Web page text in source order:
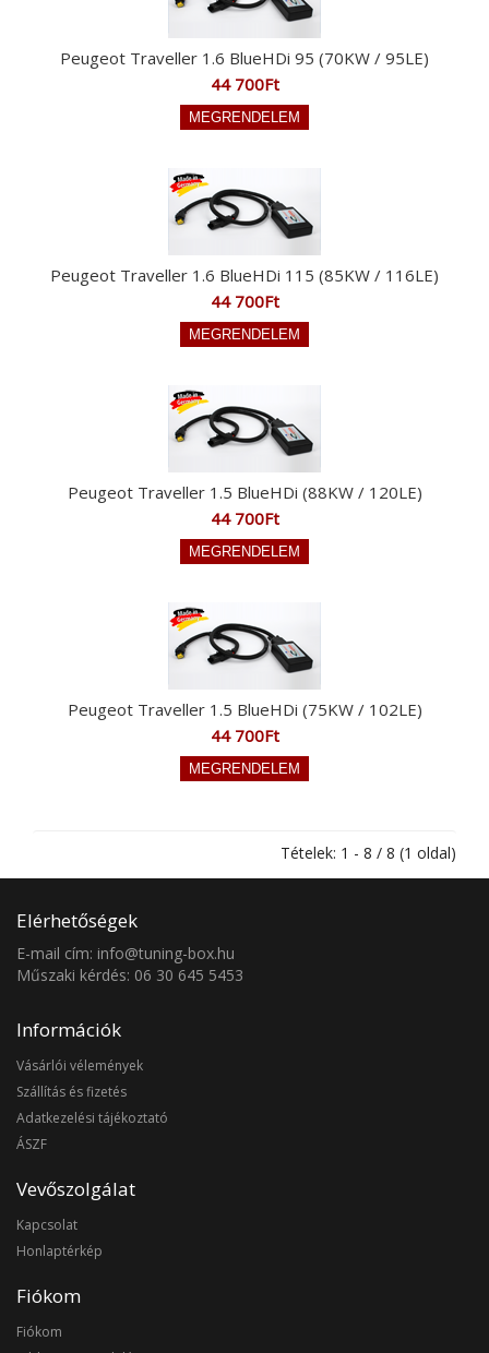
Peugeot Traveller 1.6 BlueHDi 95 (70KW / 95LE)
44 700Ft
Peugeot Traveller 1.6 BlueHDi 115 (85KW / 116LE)
44 700Ft
Peugeot Traveller 1.5 BlueHDi (88KW / 120LE)
44 700Ft
Peugeot Traveller 1.5 BlueHDi (75KW / 102LE)
44 700Ft
Tételek: 1 - 8 / 8 (1 oldal)
Elérhetőségek
E-mail cím: info@tuning-box.hu
Műszaki kérdés: 06 30 645 5453
Információk
Vásárlói vélemények
Szállítás és fizetés
Adatkezelési tájékoztató
ÁSZF
Vevőszolgálat
Kapcsolat
Honlaptérkép
Fiókom
Fiókom